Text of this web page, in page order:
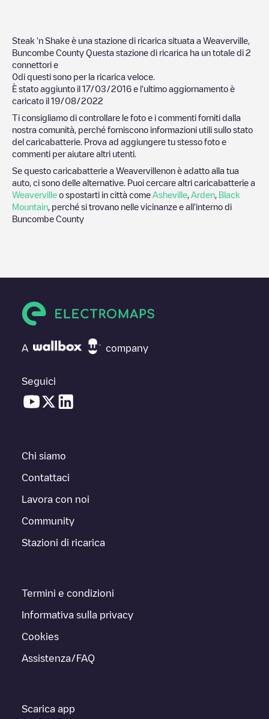
Steak 'n Shake è una stazione di ricarica situata a Weaverville
Buncombe County Questa stazione di ricarica ha un totale di 2
connettori e
0di questi sono per la ricarica veloce.
È stato aggiunto il 17/03/2016 e l'ultimo aggiornamento è
caricato il 19/08/2022
Ti consigliamo di controllare le foto e i commenti forniti dalla
nostra comunità, perché forniscono informazioni utili sullo stato
del caricabatterie. Prova ad aggiungere tu stesso foto e
commenti per aiutare altri utenti.
Se questo caricabatterie a Weavervillenon è adatto alla tua
auto, ci sono delle alternative. Puoi cercare altri caricabatterie a
Weaverville o spostarti in città come Asheville Arden Black
Mountain , perché si trovano nelle vicinanze e all'interno di
Buncombe County
A company
Seguici
Chi siamo
Contattaci
Lavora con noi
Community
Stazioni di ricarica
Termini e condizioni
Informativa sulla privacy
Cookies
Assistenza/FAQ
Scarica app